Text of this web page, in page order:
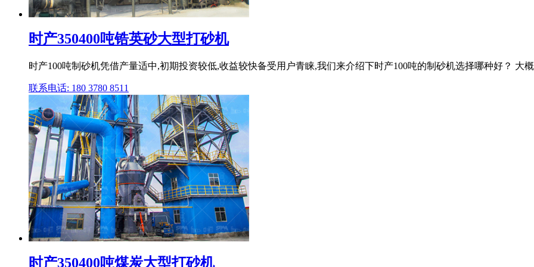
时产350400吨锆英砂大型打砂机
时产100吨制砂机凭借产量适中,初期投资较低,收益较快备受用户青睐,我们来介绍下时产100吨的制砂机选择哪种好？ 大
联系电话: 180 3780 8511
时产350400吨煤炭大型打砂机